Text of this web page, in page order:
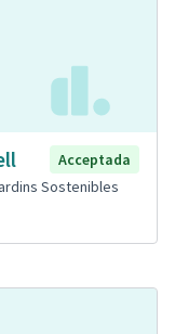
Acceptada
Sostenibles